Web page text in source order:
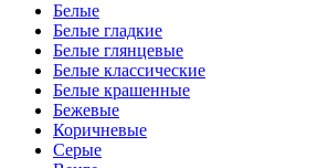
Белые
Белые гладкие
Белые глянцевые
Белые классические
Белые крашенные
Бежевые
Коричневые
Серые